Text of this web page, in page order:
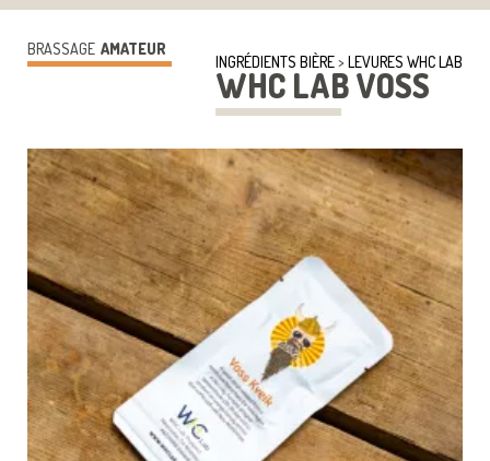
INGRÉDIENTS BIÈRE> LEVURES WHC LAB
WHC LAB VOSS
BRASSAGE AMATEUR